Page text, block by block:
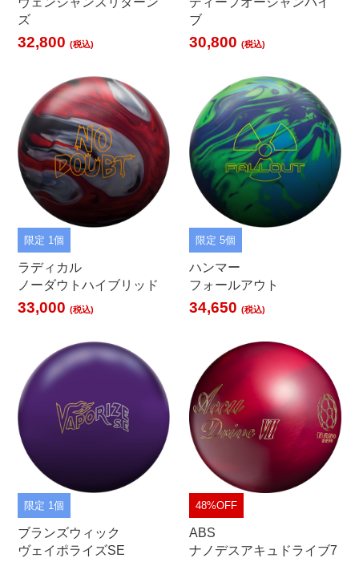
ズ
32,800(税込)
ブ
30,800(税込)
限定 1個
ラディカル
ノーダウトハイブリッド
33,000(税込)
限定 5個
ハンマー
フォールアウト
34,650(税込)
限定 1個
ブランズウィック
ヴェイポライズSE
48%OFF
ABS
ナノデスアキュドライブ7